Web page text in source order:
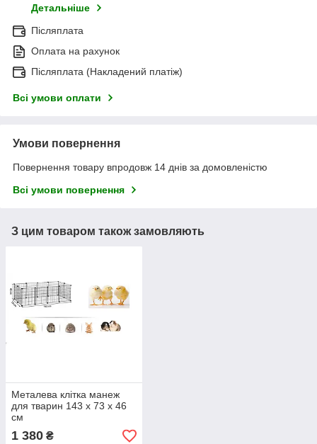
Детальніше
Післяплата
Оплата на рахунок
Післяплата (Накладений платіж)
Всі умови оплати
Умови повернення
Повернення товару впродовж 14 днів за домовленістю
Всі умови повернення
З цим товаром також замовляють
Металева клітка манеж
для тварин 143 х 73 х 46
см
1 380 ₴